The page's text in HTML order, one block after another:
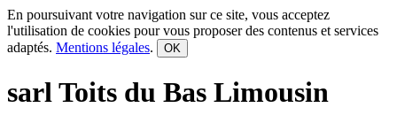
En poursuivant votre navigation sur ce site, vous acceptez
l'utilisation de cookies pour vous proposer des contenus et services
adaptés. Mentions légales. OK
sarl Toits du Bas Limousin